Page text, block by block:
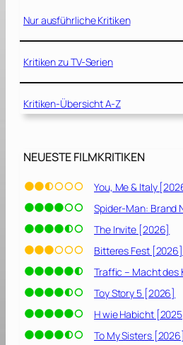
]
Nur ausführliche Kritiken
Kritiken zu TV-Serien
Kritiken-Übersicht A-Z
NEUESTE FILMKRITIKEN
You, Me & Italy
Spider-Man: Brand
The Invite [2026]
Bitteres Fest [2026]
Traffic – Macht des
Toy Story 5 [2026]
H wie Habicht
To My Sisters [2026]